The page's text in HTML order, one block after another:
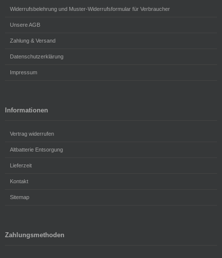
Widerrufsbelehrung und Muster-Widerrufsformular für Verbraucher
Unsere AGB
Zahlung & Versand
Datenschutzerklärung
Impressum
Informationen
Vertrag widerrufen
Altbatterie Entsorgung
Lieferzeit
Kontakt
Sitemap
Zahlungsmethoden